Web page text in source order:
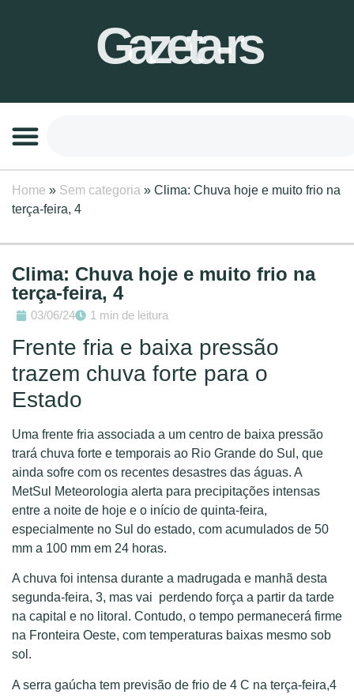
Gazeta-rs
Home » Sem categoria » Clima: Chuva hoje e muito frio na
terça-feira, 4
Clima: Chuva hoje e muito frio na
terça-feira, 4
03/06/24 1 min de leitura
Frente fria e baixa pressão
trazem chuva forte para o
Estado
Uma frente fria associada a um centro de baixa pressão
trará chuva forte e temporais ao Rio Grande do Sul, que
ainda sofre com os recentes desastres das águas. A
MetSul Meteorologia alerta para precipitações intensas
entre a noite de hoje e o início de quinta-feira,
especialmente no Sul do estado, com acumulados de 50
mm a 100 mm em 24 horas.
A chuva foi intensa durante a madrugada e manhã desta
segunda-feira, 3, mas vai perdendo força a partir da tarde
na capital e no litoral. Contudo, o tempo permanecerá firme
na Fronteira Oeste, com temperaturas baixas mesmo sob
sol.
A serra gaúcha tem previsão de frio de 4 C na terça-feira,4